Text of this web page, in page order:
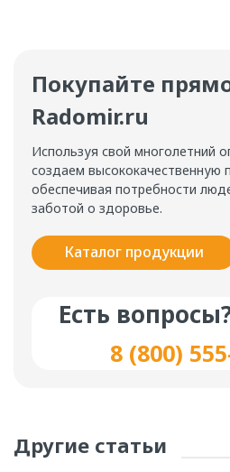
Покупайте
Radomir.ru
Используя свой многолетний
создаем высококачественную
обеспечивая потребности
заботой о здоровье.
Каталог продукции
Есть
8 (800)
Другие статьи